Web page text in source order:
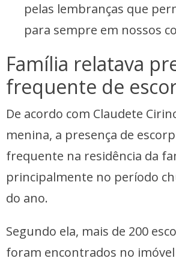
pelas lembranças que
para sempre em nossos
Família relatava
frequente de
De acordo com Claudete
menina, a presença de
frequente na residência da
principalmente no período
do ano.
Segundo ela, mais de 200
foram encontrados no